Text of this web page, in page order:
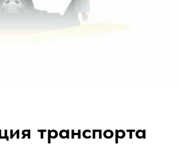
транспорта